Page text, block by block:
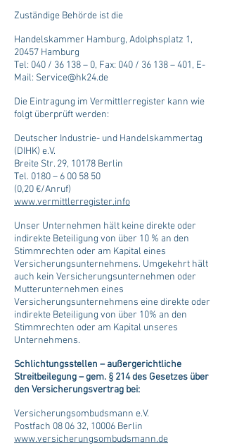
Zuständige Behörde ist die
Handelskammer Hamburg, Adolphsplatz 1,
20457 Hamburg
Tel: 040 / 36 138 – 0, Fax: 040 / 36 138 – 401, E-
Mail: Service@hk24.de
Die Eintragung im Vermittlerregister kann wie
folgt überprüft werden:
Deutscher Industrie- und Handelskammertag
(DIHK) e.V.
Breite Str. 29, 10178 Berlin
Tel. 0180 – 6 00 58 50
(0,20 €/Anruf)
www.vermittlerregister.info
Unser Unternehmen hält keine direkte oder
indirekte Beteiligung von über 10 % an den
Stimmrechten oder am Kapital eines
Versicherungsunternehmens. Umgekehrt hält
auch kein Versicherungsunternehmen oder
Mutterunternehmen eines
Versicherungsunternehmens eine direkte oder
indirekte Beteiligung von über 10% an den
Stimmrechten oder am Kapital unseres
Unternehmens.
Schlichtungsstellen – außergerichtliche
Streitbeilegung – gem. § 214 des Gesetzes über
den Versicherungsvertrag bei:
Versicherungsombudsmann e.V.
Postfach 08 06 32, 10006 Berlin
www.versicherungsombudsmann.de